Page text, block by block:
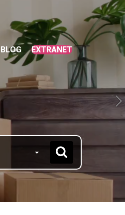
BLOG EXTRANET